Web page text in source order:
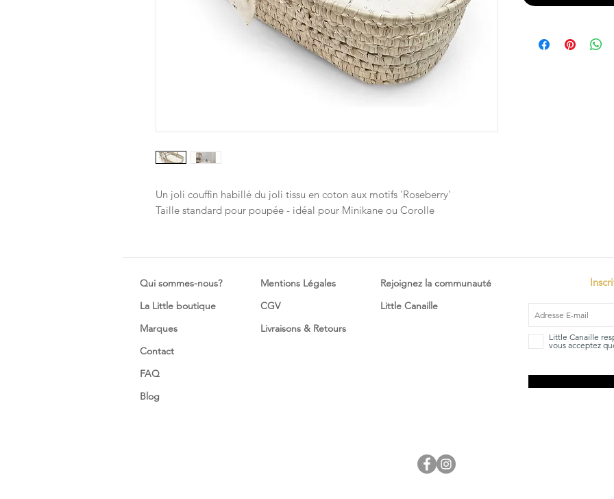
Un joli couffin habillé du joli tissu en coton aux motifs 'Roseberry'
Taille standard pour poupée - idéal pour Minikane ou Corolle
Qui sommes-nous?
La Little boutique
Marques
Contact
FAQ
Blog
Mentions Légales
CGV
Livraisons & Retours
Rejoignez la communauté
Little Canaille
Little Canaille
vous acceptez